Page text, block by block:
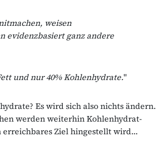
weisen
evidenzbasiert ganz andere
und nur 40% Kohlenhydrate."
Es wird sich also nichts ändern.
werden weiterhin Kohlenhydrat-
erreichbares Ziel hingestellt wird…